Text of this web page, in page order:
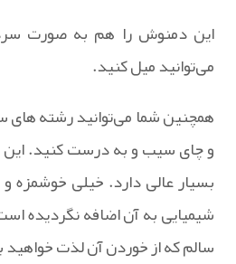
این دمنوش را هم به صورت
می‌توانید میل کنید.
همچنین شما می‌توانید رشته های
و چای سیب و به درست کنید. این
بسیار عالی دارد. خیلی
شیمیایی به آن اضافه نگردیده
سالم که از خوردن آن لذت خواهید